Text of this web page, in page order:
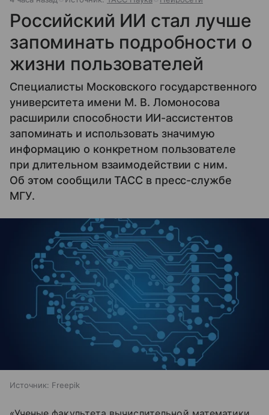
Российский ИИ стал лучше
запоминать подробности о
жизни пользователей
Специалисты Московского государственного
университета имени М. В. Ломоносова
расширили способности ИИ-ассистентов
запоминать и использовать значимую
информацию о конкретном пользователе
при длительном взаимодействии с ним.
Об этом сообщили ТАСС в пресс-службе
МГУ.
Источник: Freepik